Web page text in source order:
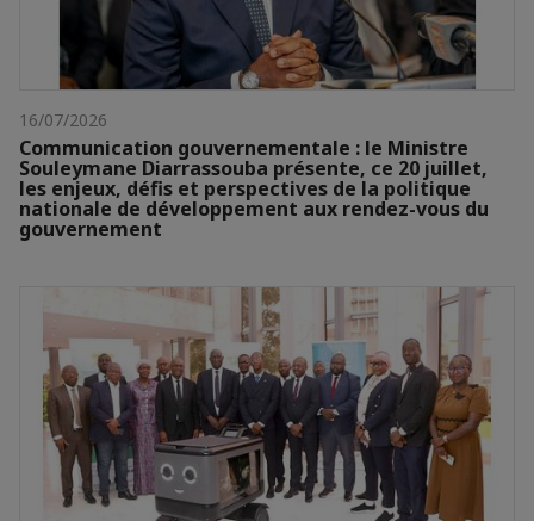
16/07/2026
Communication gouvernementale : le Ministre
Souleymane Diarrassouba présente, ce 20 juillet,
les enjeux, défis et perspectives de la politique
nationale de développement aux rendez-vous du
gouvernement